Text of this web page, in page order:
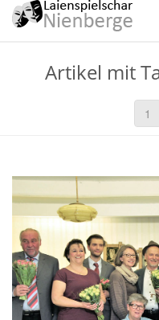
Skip
to
content
Theater
Nienberge
Artikel mit
1